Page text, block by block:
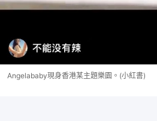
Angelababy現身香港某主題樂園。(小紅書)